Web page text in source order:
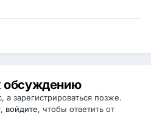
обсуждению
зарегистрироваться позже.
войдите, чтобы ответить от